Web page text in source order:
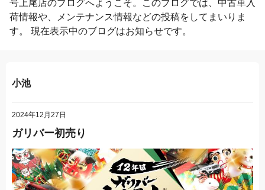
号上尾店のブログへようこそ。このブログでは、中古車入
荷情報や、メンテナンス情報などの投稿をしてまいりま
す。 現在表示中のブログはお知らせです。
小池
2024年12月27日
ガリバー初売り